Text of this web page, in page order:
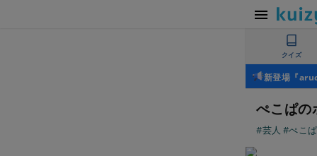
クイズ
新登場『
ぺこぱの
#芸人 #ぺこぱ